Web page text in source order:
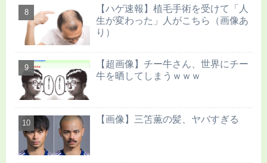
【ハゲ速報】植毛手術を受けて「人
生が変わった」人がこちら（画像あ
り）
【超画像】チー牛さん、世界にチー
牛を晒してしまうｗｗｗ
【画像】三笘薫の髪、ヤバすぎる